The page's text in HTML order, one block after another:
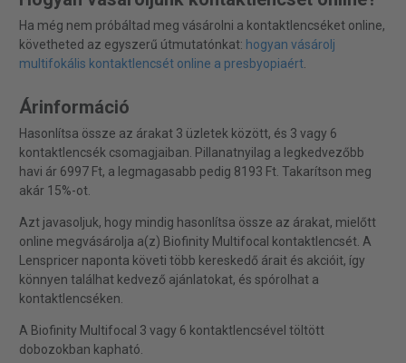
Ha még nem próbáltad meg vásárolni a kontaktlencséket online,
követheted az egyszerű útmutatónkat: hogyan vásárolj
multifokális kontaktlencsét online a presbyopiaért.
Árinformáció
Hasonlítsa össze az árakat 3 üzletek között, és 3 vagy 6
kontaktlencsék csomagjaiban. Pillanatnyilag a legkedvezőbb
havi ár 6997 Ft, a legmagasabb pedig 8193 Ft. Takarítson meg
akár 15%-ot.
Azt javasoljuk, hogy mindig hasonlítsa össze az árakat, mielőtt
online megvásárolja a(z) Biofinity Multifocal kontaktlencsét. A
Lenspricer naponta követi több kereskedő árait és akcióit, így
könnyen találhat kedvező ajánlatokat, és spórolhat a
kontaktlencséken.
A Biofinity Multifocal 3 vagy 6 kontaktlencsével töltött
dobozokban kapható.